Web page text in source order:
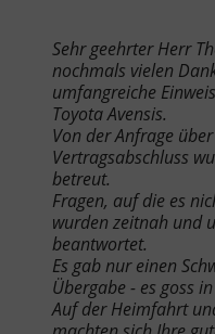
Sehr geehrter Herr
nochmals vielen
umfangreiche
Toyota Avensis.
Von der Anfrage
Vertragsabschluss
betreut.
Fragen, auf die es
wurden zeitnah und
beantwortet.
Es gab nur einen
Übergabe - es goss
Auf der Heimfahrt